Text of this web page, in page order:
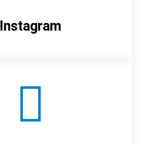
Instagram